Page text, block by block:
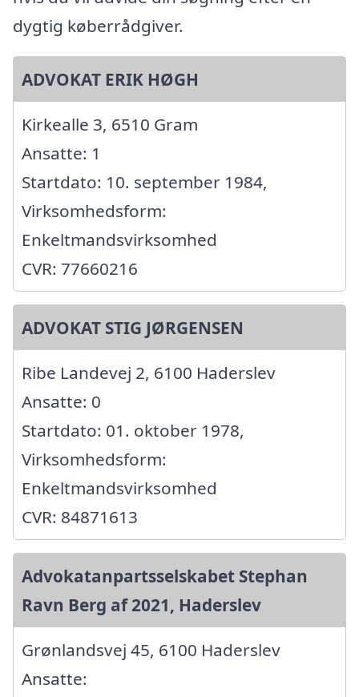
dygtig køberrådgiver.
ADVOKAT ERIK HØGH
Kirkealle 3, 6510 Gram
Ansatte: 1
Startdato: 10. september 1984,
Virksomhedsform:
Enkeltmandsvirksomhed
CVR: 77660216
ADVOKAT STIG JØRGENSEN
Ribe Landevej 2, 6100 Haderslev
Ansatte: 0
Startdato: 01. oktober 1978,
Virksomhedsform:
Enkeltmandsvirksomhed
CVR: 84871613
Advokatanpartsselskabet Stephan
Ravn Berg af 2021, Haderslev
Grønlandsvej 45, 6100 Haderslev
Ansatte: